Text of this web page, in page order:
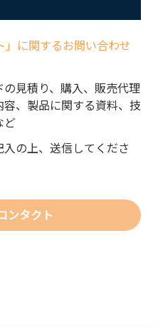
」に関するお問い合わせ
見積り、購入、販売代理
、製品に関する資料、技
ど
の上、送信してくださ
ンタクト